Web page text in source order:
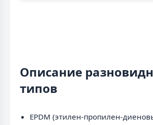
Описание
типов
EPDM (этилен-пропилен-